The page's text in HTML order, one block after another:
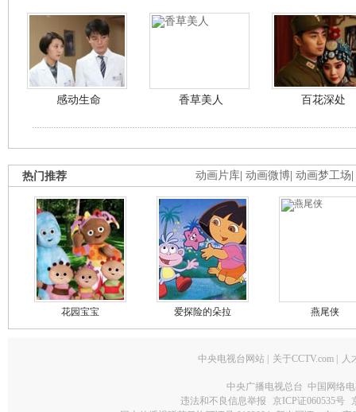
感动生命 香草美人 百花深处
动画片库 动画微博 动画梦工场
热门推荐
花园宝宝 爱探险的朵拉 燕尾侠
中央电视台网站 关于CCTV.com 人
中央广播电视总台 中国网络
违法和不良信息举报
京ICP证060535号